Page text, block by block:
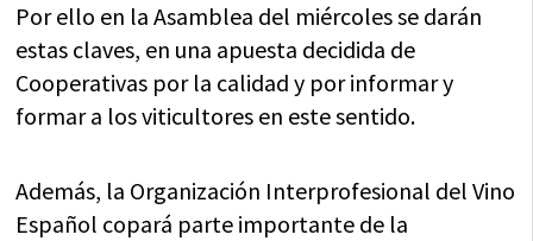
Por ello en la Asamblea del miércoles se darán
estas claves, en una apuesta decidida de
Cooperativas por la calidad y por informar y
formar a los viticultores en este sentido.
Además, la Organización Interprofesional del Vino
Español copará parte importante de la